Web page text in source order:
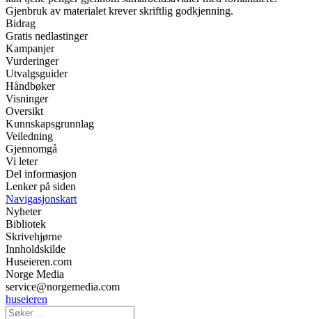
Gjenbruk av materialet krever skriftlig godkjenning.
Bidrag
Gratis nedlastinger
Kampanjer
Vurderinger
Utvalgsguider
Håndbøker
Visninger
Oversikt
Kunnskapsgrunnlag
Veiledning
Gjennomgå
Vi leter
Del informasjon
Lenker på siden
Navigasjonskart
Nyheter
Bibliotek
Skrivehjørne
Innholdskilde
Huseieren.com
Norge Media
service@norgemedia.com
huseieren